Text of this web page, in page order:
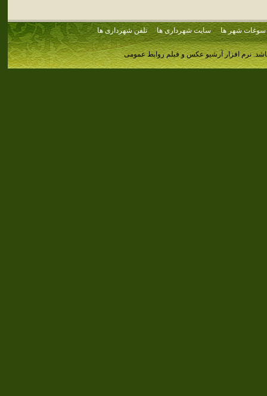
سوغات شهر ها سایت شهرداری ها تلفن شهرداری ها
نرم افزار آرشیو عکس و فیلم روابط عمومی